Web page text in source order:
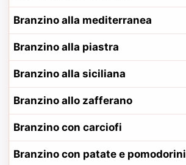
Branzino alla mediterranea
Branzino alla piastra
Branzino alla siciliana
Branzino allo zafferano
Branzino con carciofi
Branzino con patate e pomodorini